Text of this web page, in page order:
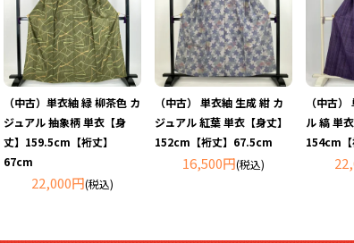
（中古）単衣紬 緑 柳茶色 カ
ジュアル 抽象柄 単衣【身
丈】159.5cm【裄丈】
67cm
22,000円(税込)
（中古） 単衣紬 生成 紺 カ
ジュアル 紅葉 単衣【身丈】
152cm【裄丈】67.5cm
16,500円(税込)
（中古
ル 縞 単
154cm